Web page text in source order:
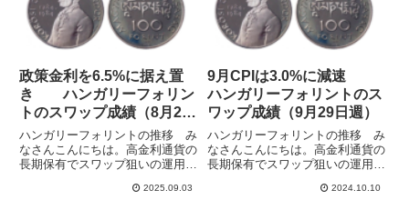
政策金利を6.5%に据え置
き ハンガリーフォリン
トのスワップ成績（8月24
日週）
ハンガリーフォリントの推移 み
なさんこんにちは。高金利通貨の
長期保有でスワップ狙いの運用を
散して運用することで為替変動の
2025.09.03
9月CPIは3.0%に減速
ハンガリーフォリントのス
ワップ成績（9月29日週）
ハンガリーフォリントの推移 み
なさんこんにちは。高金利通貨の
長期保有でスワップ狙いの運用を
（correlation）に注目し通貨ペア
2024.10.10